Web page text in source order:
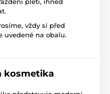
vždy si před
uvedené na obalu.
kosmetika